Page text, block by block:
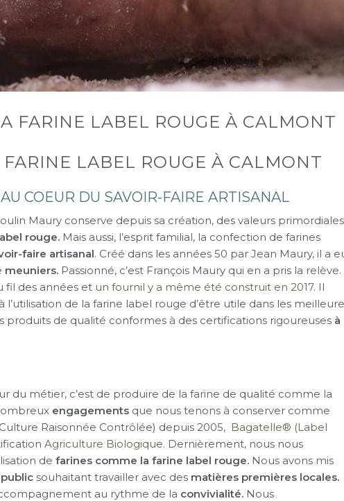
FARINE LABEL ROUGE À CALMONT
LABEL ROUGE À CALMONT
COEUR DU SAVOIR-FAIRE ARTISANAL
Maury conserve depuis sa création, des valeurs primordiales
rouge. Mais aussi, l’esprit familial, la confection de farines
faire artisanal. Créé dans les années 50 par Jean Maury, il a
meuniers. Passionné, c’est François Maury qui en a pris la relève.
fil des années et un fournil y a même été construit en 2017. Il
l’utilisation de la farine label rouge d’être utile dans les
de qualité conformes à des certifications rigoureuses à
du métier, c’est de produire de la farine de qualité comme la
engagements que nous tenons à conserver comme
Raisonnée Contrôlée) depuis 2005, Bagatelle® (Label
Agriculture Biologique. Dernièrement, nous nous
de farines comme la farine label rouge. Nous avons mis
souhaitant travailler avec des matières premières locales.
au rythme de la convivialité. Nous